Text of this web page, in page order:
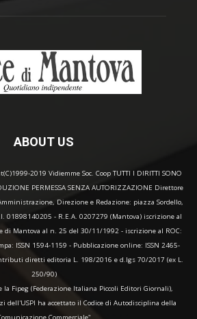
ABOUT US
2019 Vidiemme Soc. Coop TUTTI I DIRITTI SONO
PERMESSA SENZA AUTORIZZAZIONE Direttore
Direzione e Redazione: piazza Sordello,
01898140205 - R.E.A. 0207279 (Mantova) iscrizione al
di Mantova al n. 25 del 30/11/1992 - iscrizione al ROC:
ISSN 1594-1159 - Pubblicazione online: ISSN 2465-
diretti editoria L. 198/2016 e d.lgs 70/2017 (ex L.
250/90)
la Fipeg (Federazione Italiana Piccoli Editori Giornali),
dell'USPI ha accettato il Codice di Autodisciplina della
Commerciale"